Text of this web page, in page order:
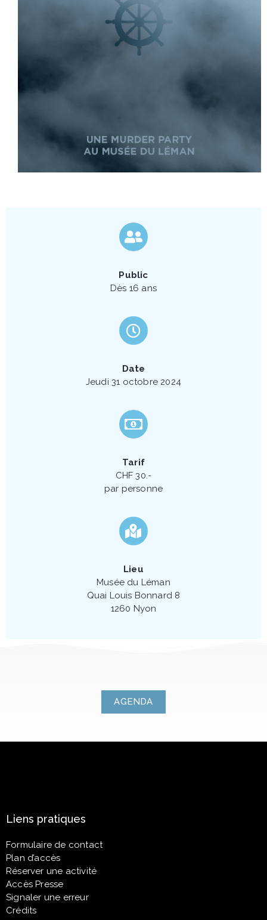
Public
Dès 16 ans
Date
Jeudi 31 octobre 2024
Tarif
CHF 30.-
par personne
Lieu
Musée du Léman
Quai Louis Bonnard 8
1260 Nyon
AGENDA
Liens pratiques
Formulaire de contact
Plan d’accès
Réserver une activité
Accès Presse
Signaler une erreur
Crédits